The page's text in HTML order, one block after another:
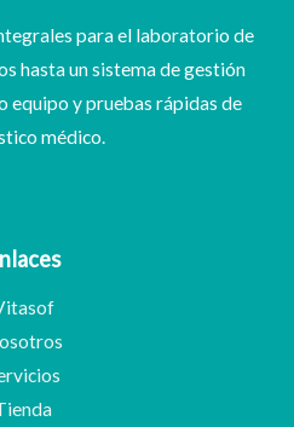
para el laboratorio de
hasta un sistema de gestión
equipo y pruebas rápidas de
médico.